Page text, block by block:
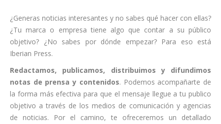
¿Generas noticias interesantes y no sabes qué hacer con ellas?
¿Tu marca o empresa tiene algo que contar a su público
objetivo? ¿No sabes por dónde empezar? Para eso está
Iberian Press.
Redactamos, publicamos, distribuimos y difundimos
notas de prensa y contenidos. Podemos acompañarte de
la forma más efectiva para que el mensaje llegue a tu publico
objetivo a través de los medios de comunicación y agencias
de noticias. Por el camino, te ofreceremos un detallado